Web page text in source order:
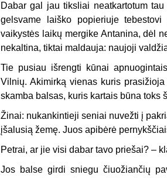
Dabar gal jau tiksliai neatkartotum
gelsvame laiško popieriuje
vaikystės laikų mergike Antanina, dėl
nekaltina, tiktai maldauja: naujoji
Tie pusiau išrengti kūnai
Vilnių. Akimirką vienas kuris
skamba balsas, kuris kartais būna toks
Žinai: nukankintieji seniai nuvežti į
įšalusią žemę. Juos apibėrė
Petrai, ar jie visi dabar tavo priešai? –
Jos balse girdi sniegu čiuožiančių